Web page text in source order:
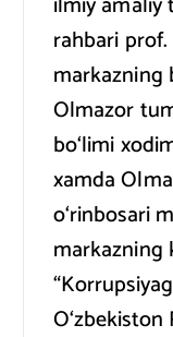
rahbari
markazning
Olmazor
bo‘limi
xamda
o‘rinbosari
markazning